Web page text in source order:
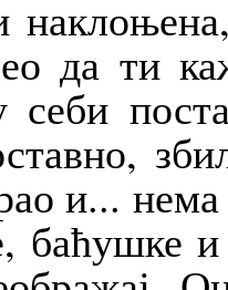
да ти
себи
и...
баћушке